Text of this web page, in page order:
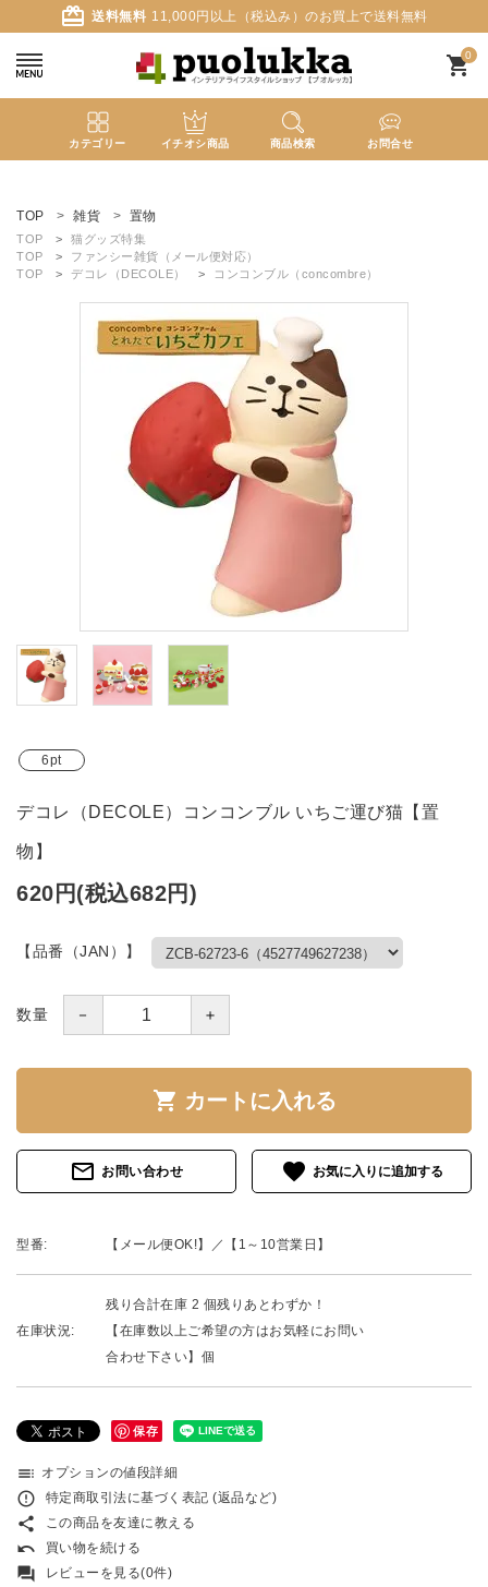
card_giftcard 送料無料 11,000円以上（税込み）のお買上で送料無料
0
shopping_cart
カテゴリー イチオシ商品 商品検索 お問合せ
ようこそ ゲスト 様
meeting_room ログイン person 新規会員登録
search
カテゴリーから探す
TOP 雑貨 置物
TOP
猫グッズ特集
TOP
ファンシー雑貨（メール便対応）
TOP
デコレ（DECOLE） コンコンブル（concombre）
6pt
デコレ（DECOLE）コンコンブル いちご運び猫【置
物】
620円(税込682円)
【品番（JAN）】
数量 － ＋
shopping_cart カートに入れる
mail_outline お問い合わせ favorite
型番: 【メール便OK!】／【1～10営業日】
在庫状況:
残り合計在庫 2 個残りあとわずか！
【在庫数以上ご希望の方はお気軽にお問い
合わせ下さい】個
保存
toc オプションの値段詳細
error_outline 特定商取引法に基づく表記 (返品など)
share この商品を友達に教える
undo 買い物を続ける
forum レビューを見る(0件)